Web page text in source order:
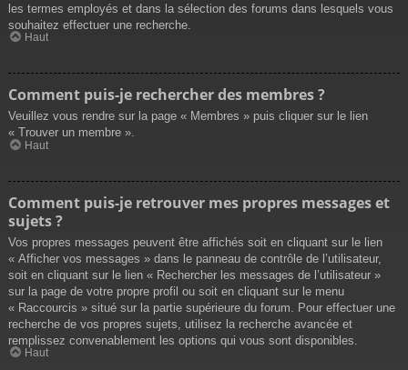
les termes employés et dans la sélection des forums dans lesquels vous
souhaitez effectuer une recherche.
Haut
Comment puis-je rechercher des membres ?
Veuillez vous rendre sur la page « Membres » puis cliquer sur le lien
« Trouver un membre ».
Haut
Comment puis-je retrouver mes propres messages et
sujets ?
Vos propres messages peuvent être affichés soit en cliquant sur le lien
« Afficher vos messages » dans le panneau de contrôle de l’utilisateur,
soit en cliquant sur le lien « Rechercher les messages de l’utilisateur »
sur la page de votre propre profil ou soit en cliquant sur le menu
« Raccourcis » situé sur la partie supérieure du forum. Pour effectuer une
recherche de vos propres sujets, utilisez la recherche avancée et
remplissez convenablement les options qui vous sont disponibles.
Haut